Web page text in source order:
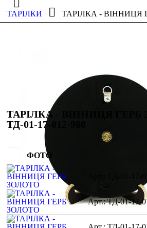
ТАРІЛКИ ТАРІЛКА - ВІННИЦЯ
ТАРІЛКА - ВІННИЦЯ ГЕРБ
ТД-01-17-012-980
ФОТО
ТД-01-17-
ТД-01-17-